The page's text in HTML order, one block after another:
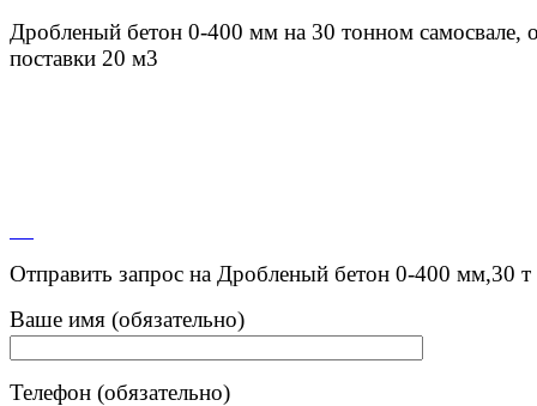
Дробленый бетон 0-400 мм на 30 тонном самосвале,
поставки 20 м3
Отправить запрос на Дробленый бетон 0-400 мм,30 т
Ваше имя (обязательно)
Телефон (обязательно)